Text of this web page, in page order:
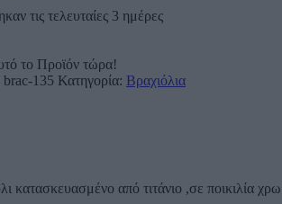
τις τελευταίες 3 ημέρες
το Προϊόν τώρα!
brac-135 Κατηγορία: Βραχιόλια
κατασκευασμένο από τιτάνιο ,σε ποικιλία